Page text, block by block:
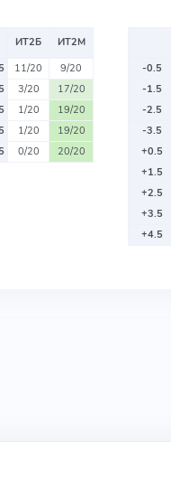
ИТ2Б
ИТ2М
11/20
9/20
3/20
17/20
1/20
19/20
1/20
19/20
0/20 20/20
-0.5
-1.5
-2.5
-3.5
+0.5
+1.5
+2.5
+3.5
+4.5